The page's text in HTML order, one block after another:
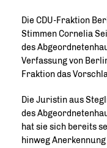
Die CDU-Fraktion
Stimmen Cornelia
des
Verfassung von
Fraktion das
Die Juristin aus
des
hat sie sich bereits
hinweg